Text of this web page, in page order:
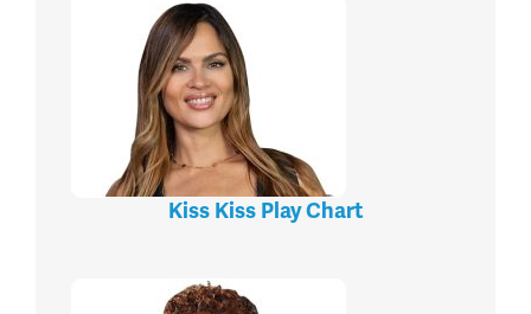
Kiss Kiss Play Chart